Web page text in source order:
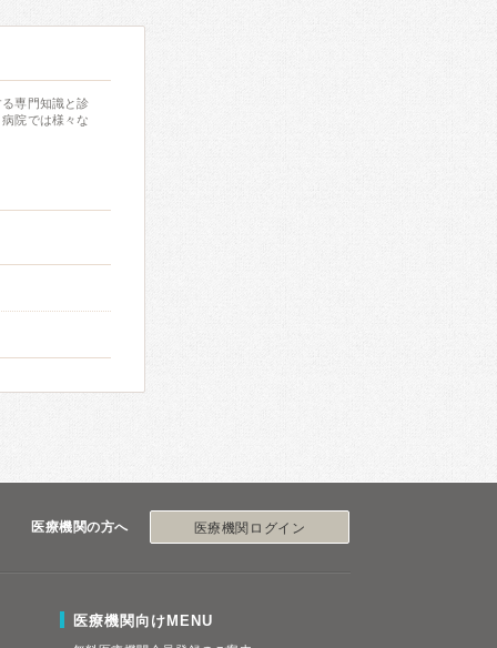
専門知識と診
院では様々な
医療機関の方へ 医療機関ログイン
医療機関向けMENU